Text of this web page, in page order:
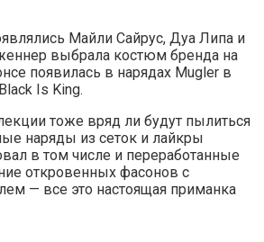
Майли Сайрус, Дуа Липа и
выбрала костюм бренда на
появилась в нарядах Mugler в
Is King.
тоже вряд ли будут пылиться
наряды из сеток и лайкры
в том числе и переработанные
откровенных фасонов с
— все это настоящая приманка